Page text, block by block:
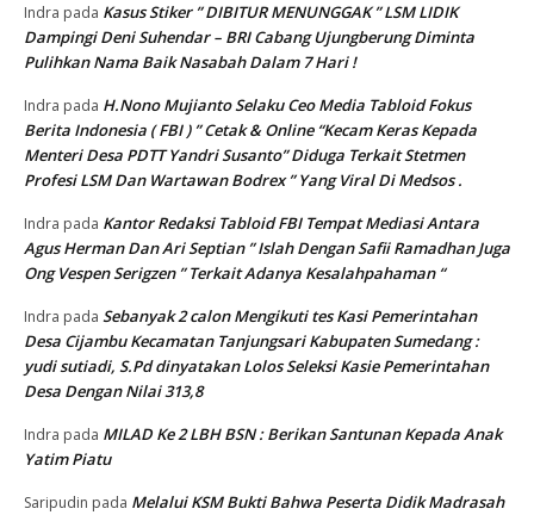
Indra pada Kasus Stiker ” DIBITUR MENUNGGAK ” LSM LIDIK
Dampingi Deni Suhendar – BRI Cabang Ujungberung Diminta
Pulihkan Nama Baik Nasabah Dalam 7 Hari !
Indra pada H.Nono Mujianto Selaku Ceo Media Tabloid Fokus
Berita Indonesia ( FBI ) ” Cetak & Online “Kecam Keras Kepada
Menteri Desa PDTT Yandri Susanto” Diduga Terkait Stetmen
Profesi LSM Dan Wartawan Bodrex ” Yang Viral Di Medsos .
Indra pada Kantor Redaksi Tabloid FBI Tempat Mediasi Antara
Agus Herman Dan Ari Septian ” Islah Dengan Safii Ramadhan Juga
Ong Vespen Serigzen ” Terkait Adanya Kesalahpahaman “
Indra pada Sebanyak 2 calon Mengikuti tes Kasi Pemerintahan
Desa Cijambu Kecamatan Tanjungsari Kabupaten Sumedang :
yudi sutiadi, S.Pd dinyatakan Lolos Seleksi Kasie Pemerintahan
Desa Dengan Nilai 313,8
Indra pada MILAD Ke 2 LBH BSN : Berikan Santunan Kepada Anak
Yatim Piatu
Saripudin pada Melalui KSM Bukti Bahwa Peserta Didik Madrasah